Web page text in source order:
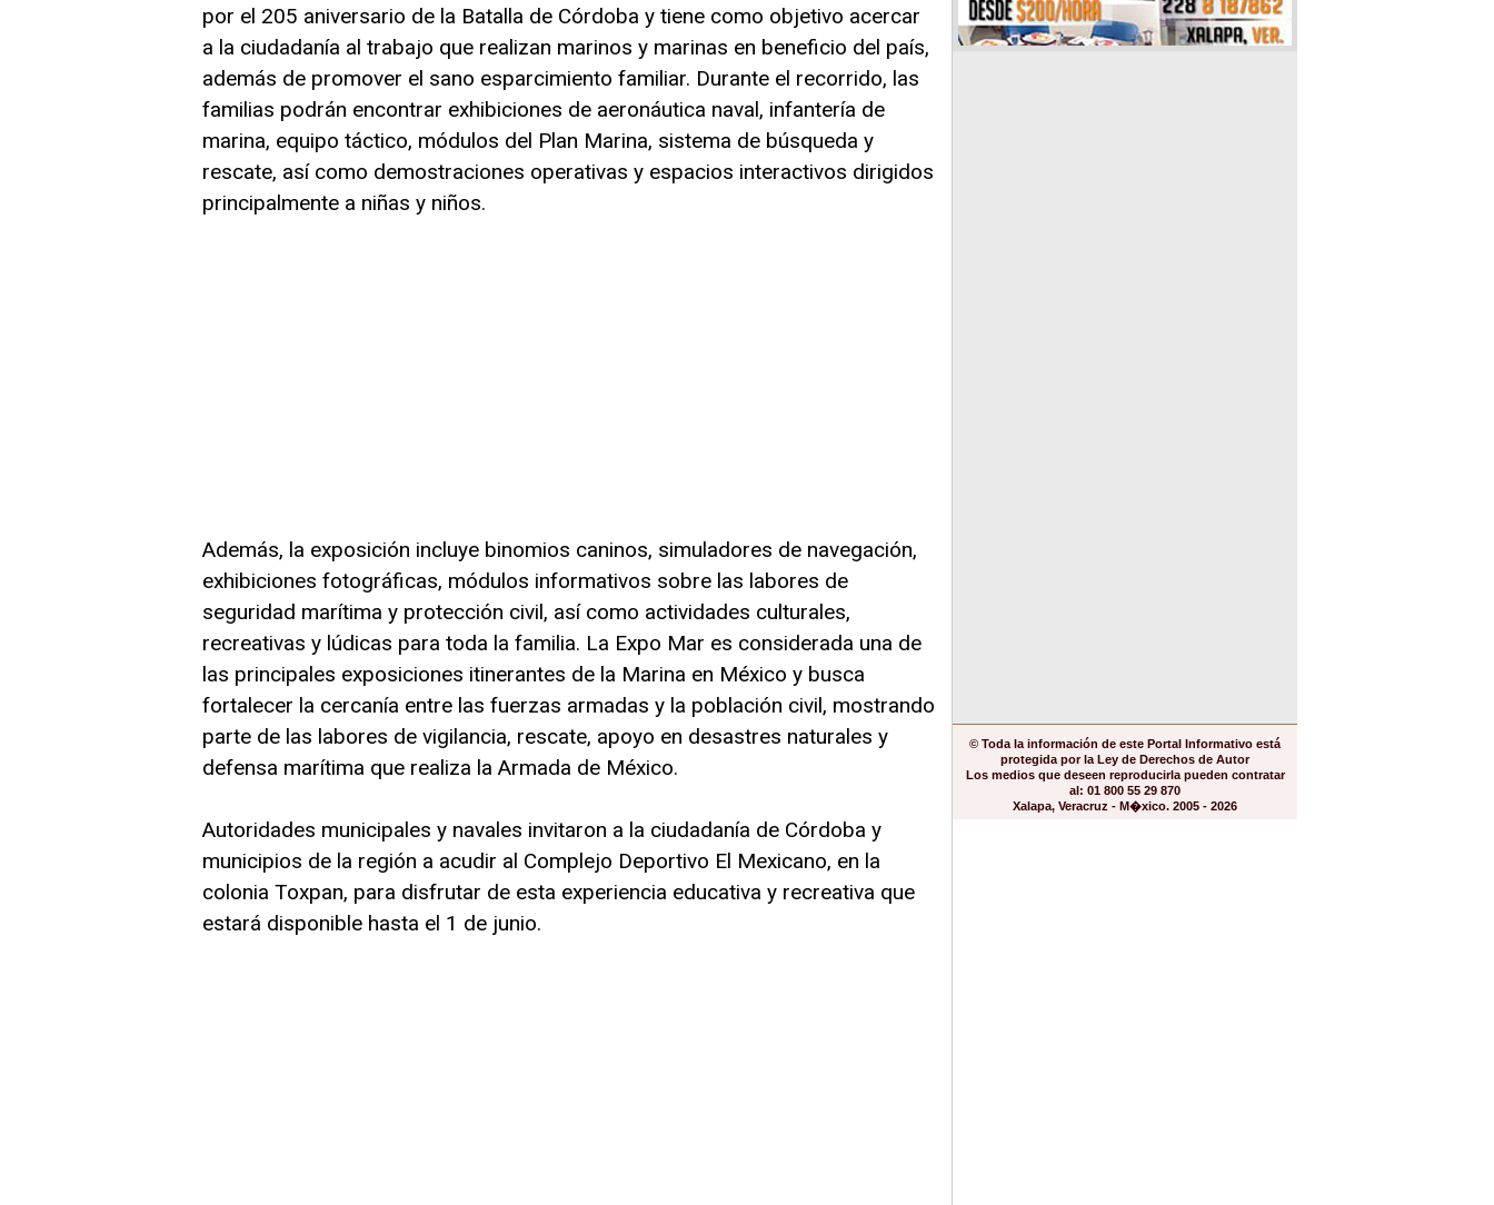
por el 205 aniversario de la Batalla de Córdoba y tiene como objetivo acercar
a la ciudadanía al trabajo que realizan marinos y marinas en beneficio del país,
además de promover el sano esparcimiento familiar. Durante el recorrido, las
familias podrán encontrar exhibiciones de aeronáutica naval, infantería de
marina, equipo táctico, módulos del Plan Marina, sistema de búsqueda y
rescate, así como demostraciones operativas y espacios interactivos dirigidos
principalmente a niñas y niños.
Además, la exposición incluye binomios caninos, simuladores de navegación,
exhibiciones fotográficas, módulos informativos sobre las labores de
seguridad marítima y protección civil, así como actividades culturales,
recreativas y lúdicas para toda la familia. La Expo Mar es considerada una de
las principales exposiciones itinerantes de la Marina en México y busca
fortalecer la cercanía entre las fuerzas armadas y la población civil, mostrando
parte de las labores de vigilancia, rescate, apoyo en desastres naturales y
defensa marítima que realiza la Armada de México.
Autoridades municipales y navales invitaron a la ciudadanía de Córdoba y
municipios de la región a acudir al Complejo Deportivo El Mexicano, en la
colonia Toxpan, para disfrutar de esta experiencia educativa y recreativa que
estará disponible hasta el 1 de junio.
© Toda la información de este Portal Informativo está
protegida por la Ley de Derechos de Autor
Los medios que deseen reproducirla pueden contratar
al: 01 800 55 29 870
Xalapa, Veracruz - M�xico. 2005 - 2026